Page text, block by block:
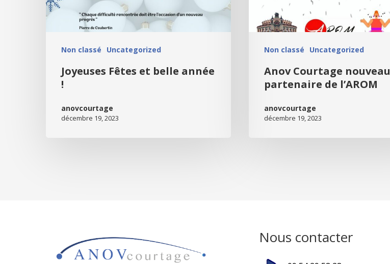
Non classé Uncategorized
Joyeuses Fêtes et belle année
!
anovcourtage
décembre 19, 2023
Non classé Uncategorized
Anov Courtage nouveau
partenaire de l’AROM
anovcourtage
décembre 19, 2023
Nous contacter